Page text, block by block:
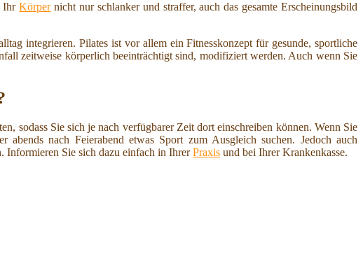
IhrKörpernicht nur schlanker und straffer, auch das gesamte Erscheinungsbild
integrieren. Pilates ist vor allem ein Fitnesskonzept für gesunde, sportliche
zeitweise körperlich beeinträchtigt sind, modifiziert werden. Auch wenn Sie
sodass Sie sich je nach verfügbarer Zeit dort einschreiben können. Wenn Sie
abends nach Feierabend etwas Sport zum Ausgleich suchen. Jedoch auch
Informieren Sie sich dazu einfach in IhrerPraxis und bei Ihrer Krankenkasse.